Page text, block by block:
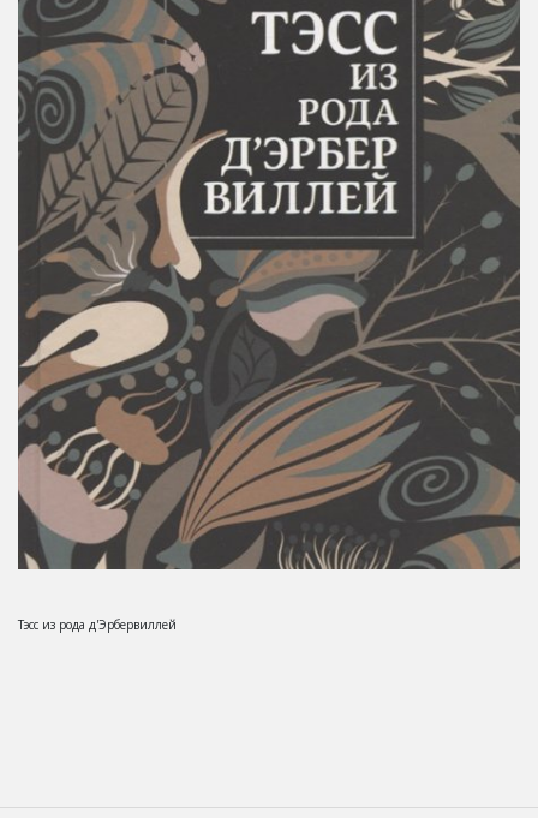
Тэсс из рода д'Эрбервиллей